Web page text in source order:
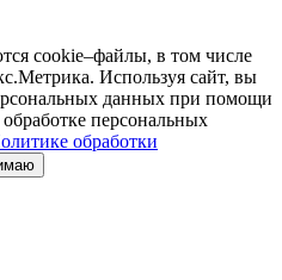
cookie–файлы, в том числе
Используя сайт, вы
данных при помощи
персональных
обработки